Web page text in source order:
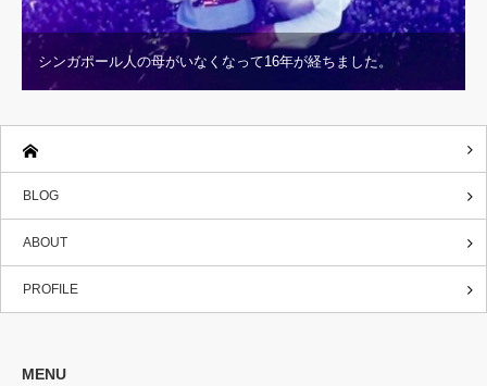
シンガポール人の母がいなくなって16年が経ちました。
BLOG
ABOUT
PROFILE
MENU